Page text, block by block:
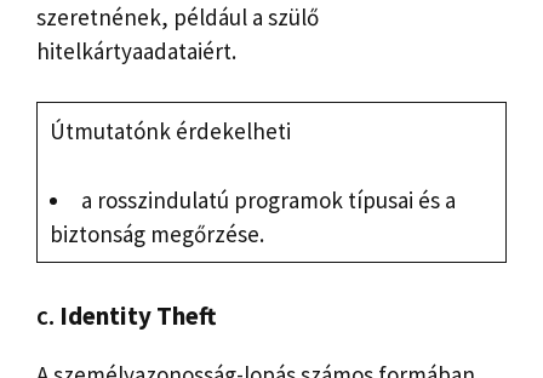
szeretnének, például a szülő
hitelkártyaadataiért.
Útmutatónk érdekelheti
a rosszindulatú programok típusai és a
biztonság megőrzése.
c. Identity Theft